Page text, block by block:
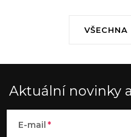
Aktuální novinky
E-mail